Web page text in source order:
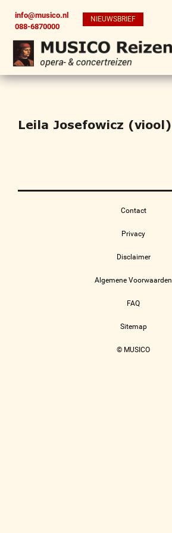
info@musico.nl
088-6870000
NIEUWSBRIEF
Leila Josefowicz (viool)
Contact
Privacy
Disclaimer
Algemene Voorwaarden
FAQ
Sitemap
© MUSICO